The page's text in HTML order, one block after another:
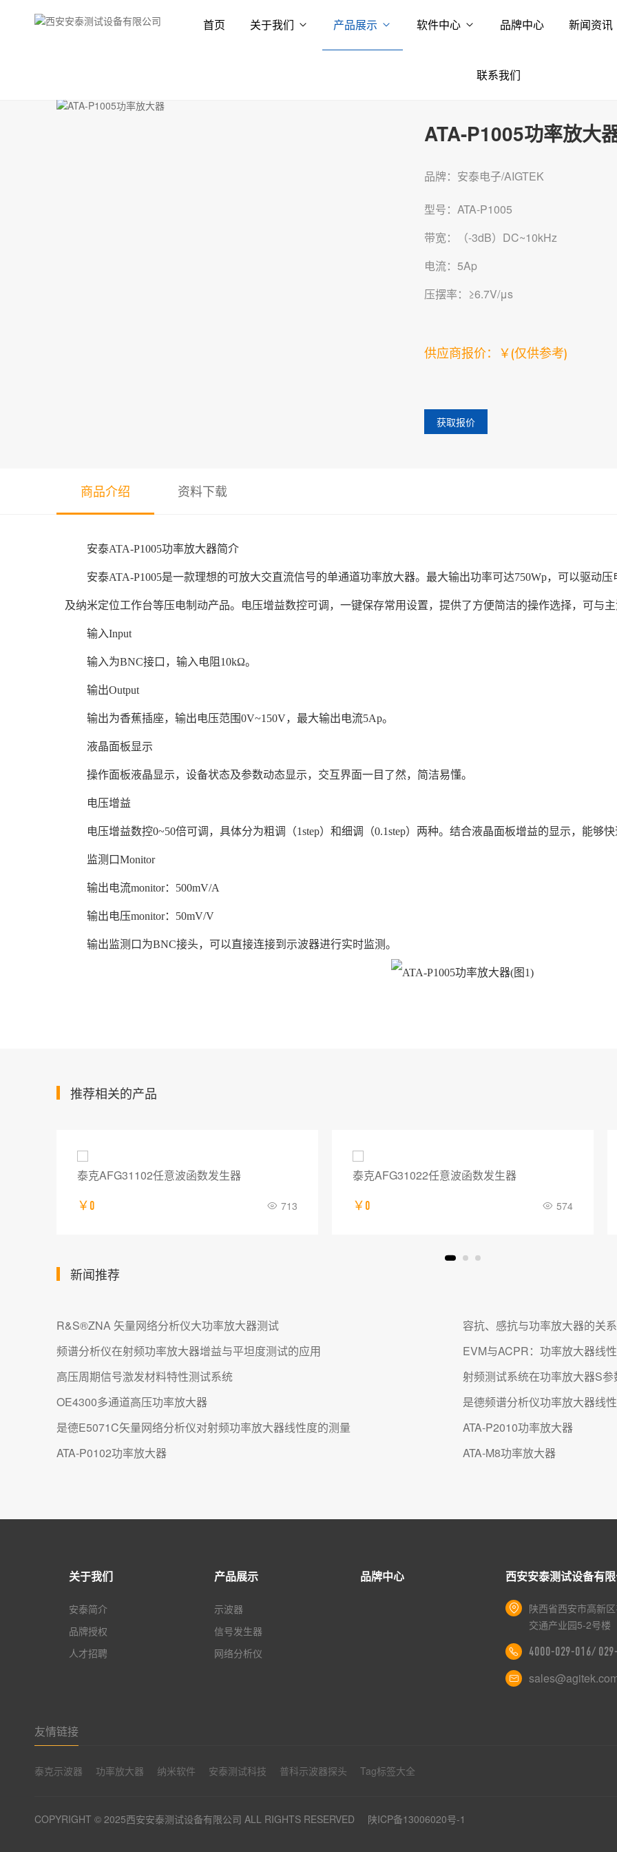
首页 关于我们 产品展示 软件中心 品牌中心 新闻资讯
联系我们
ATA-P1005功率放大
品牌：安泰电子/AIGTEK
型号：ATA-P1005
带宽：（-3dB）DC~10kHz
电流：5Ap
压摆率：≥6.7V/μs
供应商报价：￥(仅供参考)
获取报价
商品介绍 资料下载
安泰ATA-P1005功率放大器简介
安泰ATA-P1005是一款理想的可放大交直流信号的单通道功率放大器。最大输出功率可达750Wp，可以驱动压
及纳米定位工作台等压电制动产品。电压增益数控可调，一键保存常用设置，提供了方便简洁的操作选择，可与
输入Input
输入为BNC接口，输入电阻10kΩ。
输出Output
输出为香蕉插座，输出电压范围0V~150V，最大输出电流5Ap。
液晶面板显示
操作面板液晶显示，设备状态及参数动态显示，交互界面一目了然，简洁易懂。
电压增益
电压增益数控0~50倍可调，具体分为粗调（1step）和细调（0.1step）两种。结合液晶面板增益的显示，能够快
监测口Monitor
输出电流monitor：500mV/A
输出电压monitor：50mV/V
输出监测口为BNC接头，可以直接连接到示波器进行实时监测。
推荐相关的产品
泰克AFG31102任意波函数发生器
￥0 713
泰克AFG31022任意波函数发生器
￥0 574
新闻推荐
R&S®ZNA 矢量网络分析仪大功率放大器测试
容抗、感抗与功率放大器的关系
频谱分析仪在射频功率放大器增益与平坦度测试的应用
EVM与ACPR：功率放大器线
高压周期信号激发材料特性测试系统
射频测试系统在功率放大器S
OE4300多通道高压功率放大器
是德频谱分析仪功率放大器线
是德E5071C矢量网络分析仪对射频功率放大器线性度的测量
ATA-P2010功率放大器
ATA-P0102功率放大器
ATA-M8功率放大器
关于我们
安泰简介
品牌授权
人才招聘
产品展示
示波器
信号发生器
网络分析仪
品牌中心 西安安泰测试设备有
陕西省西安市高新
交通产业园5-2号楼
4000-029-016/
友情链接
泰克示波器 功率放大器 纳米软件 安泰测试科技 普科示波器探头 Tag标签大全
COPYRIGHT © 2025西安安泰测试设备有限公司 ALL RIGHTS RESERVED 陕ICP备13006020号-1